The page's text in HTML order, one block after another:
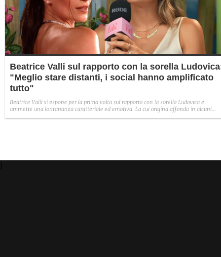
Beatrice Valli sul rapporto con la sorella
"Meglio stare distanti, i social hanno amplificato
tutto"
Beatrice Valli si espone per la prima volta sul rapporto con la sorella Ludovica e
ammette una lontananza caratteriale ed emotiva. La cui origina affonda in alcuni